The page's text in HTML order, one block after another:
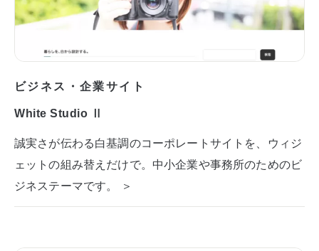
ビジネス・企業サイト
White Studio Ⅱ
誠実さが伝わる白基調のコーポレートサイトを、ウィジ
ェットの組み替えだけで。中小企業や事務所のためのビ
ジネステーマです。 ＞